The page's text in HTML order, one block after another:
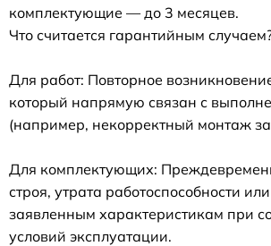
комплектующие — до 3 месяцев.
Что считается гарантийным
Для работ: Повторное
который напрямую связан с
(например, некорректный монтаж
Для комплектующих:
строя, утрата работоспособности
заявленным характеристикам при
условий эксплуатации.